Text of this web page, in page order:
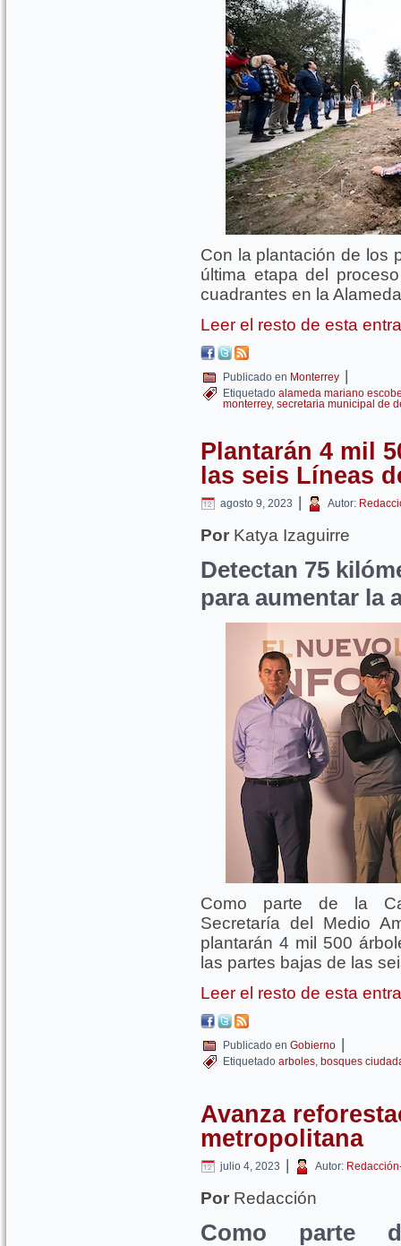
Con la plantación de los
última etapa del
cuadrantes en la
Leer el resto de esta
Publicado en Monterrey |
Etiquetado alameda mariano
monterrey, secretaria municipal de
Plantarán 4 mil
las seis Líneas
agosto 9, 2023 | Autor:
Por Katya Izaguirre
Detectan 75
para aumentar la
Como parte de la
Secretaría del Medio
plantarán 4 mil 500
las partes bajas de las
Leer el resto de esta
Publicado en Gobierno |
Etiquetado arboles, bosques
Avanza
metropolitana
julio 4, 2023 | Autor:
Por Redacción
Como parte